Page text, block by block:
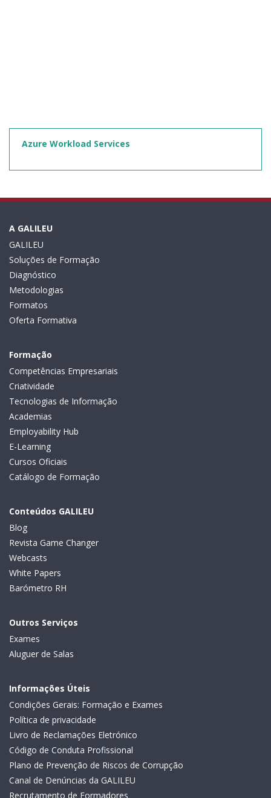
Azure Workload Services
A GALILEU
GALILEU
Soluções de Formação
Diagnóstico
Metodologias
Formatos
Oferta Formativa
Formação
Competências Empresariais
Criatividade
Tecnologias de Informação
Academias
Employability Hub
E-Learning
Cursos Oficiais
Catálogo de Formação
Conteúdos GALILEU
Blog
Revista Game Changer
Webcasts
White Papers
Barómetro RH
Outros Serviços
Exames
Aluguer de Salas
Informações Úteis
Condições Gerais: Formação e Exames
Política de privacidade
Livro de Reclamações Eletrónico
Código de Conduta Profissional
Plano de Prevenção de Riscos de Corrupção
Canal de Denúncias da GALILEU
Recrutamento de Formadores